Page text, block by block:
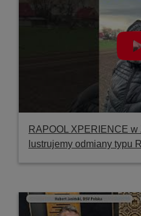
RAPOOL XPERIENCE w
lustrujemy odmiany typu